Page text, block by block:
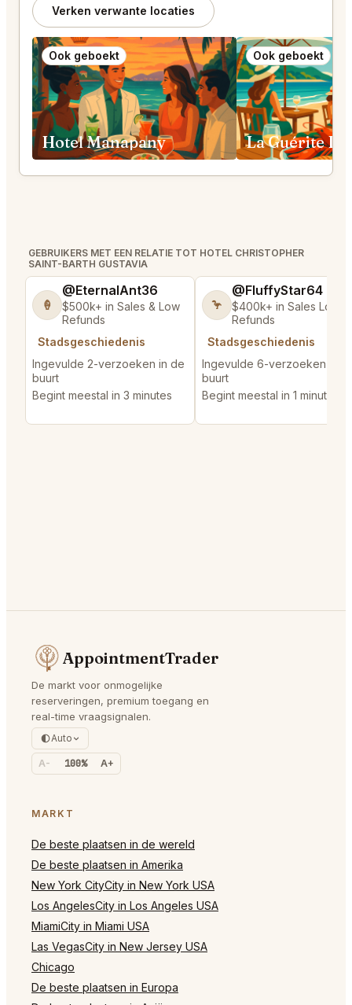
Verken verwante locaties
Ook geboekt
Hotel Manapany
Ook geboekt
GEBRUIKERS MET EEN RELATIE TOT HOTEL CHRISTOPHER
SAINT-BARTH GUSTAVIA
🍦
@EternalAnt36
$500k+ in Sales & Low
Refunds
Stadsgeschiedenis
Ingevulde 2-verzoeken in de
buurt
Begint meestal in 3 minutes
🦩
@FluffyStar64
$400k+ in Sales Low
Refunds
Stadsgeschiedenis
Ingevulde 6-verzoeken in
buurt
Begint meestal in 1 minute
AppointmentTrader
De markt voor onmogelijke
reserveringen, premium toegang en
real-time vraagsignalen.
Auto
A- 100% A+
MARKT
De beste plaatsen in de wereld
De beste plaatsen in Amerika
New York CityCity in New York USA
Los AngelesCity in Los Angeles USA
MiamiCity in Miami USA
Las VegasCity in New Jersey USA
Chicago
De beste plaatsen in Europa